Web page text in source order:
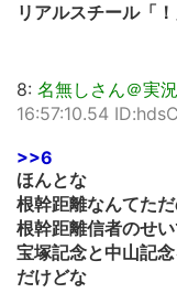
リアルスチール「！
8: 名無しさん＠実
16:57:10.54
>>6
ほんとな
根幹距離なんてた
根幹距離信者のせ
宝塚記念と中山記
だけどな